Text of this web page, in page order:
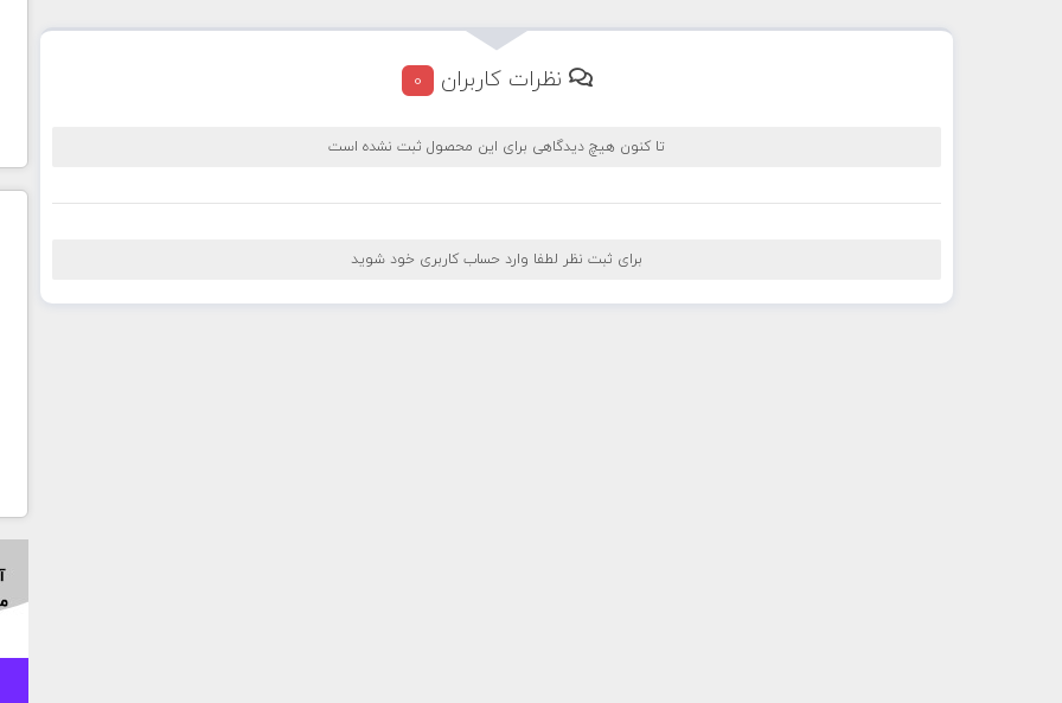
نظرات کاربران 0
تا کنون هیچ دیدگاهی برای این محصول ثبت نشده است
برای ثبت نظر لطفا وارد حساب کاربری خود شوید